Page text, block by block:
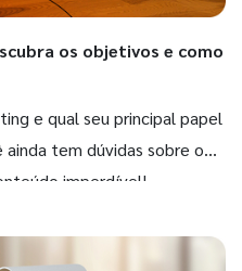
os objetivos e como
e qual seu principal papel
tem dúvidas sobre o
imperdível!